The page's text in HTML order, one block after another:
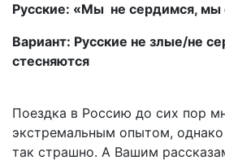
Русские: «Мы не сердимся, мы
Вариант: Русские не злые/не
стесняются
Поездка в Россию до сих пор
экстремальным опытом, однако
так страшно. А Вашим